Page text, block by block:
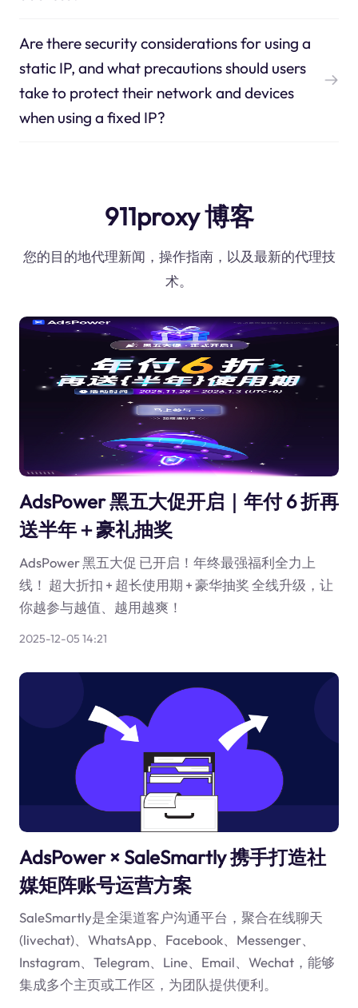
Are there security considerations for using a
static IP, and what precautions should users
take to protect their network and devices
when using a fixed IP?
911proxy 博客
您的目的地代理新闻，操作指南，以及最新的代理技
术。
AdsPower 黑五大促开启｜年付 6 折再
送半年＋豪礼抽奖
AdsPower 黑五大促 已开启！年终最强福利全力上
线！ 超大折扣 + 超长使用期 + 豪华抽奖 全线升级，让
你越参与越值、越用越爽！
2025-12-05 14:21
AdsPower × SaleSmartly 携手打造社
媒矩阵账号运营方案
SaleSmartly是全渠道客户沟通平台，聚合在线聊天
(livechat)、WhatsApp、Facebook、Messenger、
Instagram、Telegram、Line、Email、Wechat，能够
集成多个主页或工作区，为团队提供便利。